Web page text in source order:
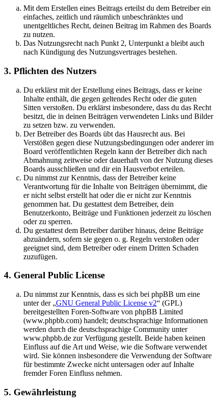
Mit dem Erstellen eines Beitrags erteilst du dem Betreiber ein
einfaches, zeitlich und räumlich unbeschränktes und
unentgeltliches Recht, deinen Beitrag im Rahmen des Boards
zu nutzen.
Das Nutzungsrecht nach Punkt 2, Unterpunkt a bleibt auch
nach Kündigung des Nutzungsvertrages bestehen.
3. Pflichten des Nutzers
Du erklärst mit der Erstellung eines Beitrags, dass er keine
Inhalte enthält, die gegen geltendes Recht oder die guten
Sitten verstoßen. Du erklärst insbesondere, dass du das Recht
besitzt, die in deinen Beiträgen verwendeten Links und Bilder
zu setzen bzw. zu verwenden.
Der Betreiber des Boards übt das Hausrecht aus. Bei
Verstößen gegen diese Nutzungsbedingungen oder anderer im
Board veröffentlichten Regeln kann der Betreiber dich nach
Abmahnung zeitweise oder dauerhaft von der Nutzung dieses
Boards ausschließen und dir ein Hausverbot erteilen.
Du nimmst zur Kenntnis, dass der Betreiber keine
Verantwortung für die Inhalte von Beiträgen übernimmt, die
er nicht selbst erstellt hat oder die er nicht zur Kenntnis
genommen hat. Du gestattest dem Betreiber, dein
Benutzerkonto, Beiträge und Funktionen jederzeit zu löschen
oder zu sperren.
Du gestattest dem Betreiber darüber hinaus, deine Beiträge
abzuändern, sofern sie gegen o. g. Regeln verstoßen oder
geeignet sind, dem Betreiber oder einem Dritten Schaden
zuzufügen.
4. General Public License
Du nimmst zur Kenntnis, dass es sich bei phpBB um eine
unter der „GNU General Public License v2“ (GPL)
bereitgestellten Foren-Software von phpBB Limited
(www.phpbb.com) handelt; deutschsprachige Informationen
werden durch die deutschsprachige Community unter
www.phpbb.de zur Verfügung gestellt. Beide haben keinen
Einfluss auf die Art und Weise, wie die Software verwendet
wird. Sie können insbesondere die Verwendung der Software
für bestimmte Zwecke nicht untersagen oder auf Inhalte
fremder Foren Einfluss nehmen.
5. Gewährleistung